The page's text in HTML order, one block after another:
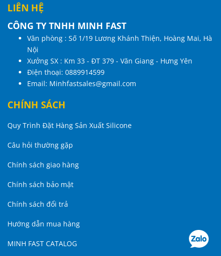
LIÊN HỆ
CÔNG TY TNHH MINH FAST
Văn phòng : Số 1/19 Lương Khánh Thiện, Hoàng Mai, Hà
Nội
Xưởng SX : Km 33 - ĐT 379 - Văn Giang - Hưng Yên
Điện thoại: 0889914599
Email: Minhfastsales@gmail.com
CHÍNH SÁCH
Quy Trình Đặt Hàng Sản Xuất Silicone
Câu hỏi thường gặp
Chính sách giao hàng
Chính sách bảo mật
Chính sách đổi trả
Hướng dẫn mua hàng
MINH FAST CATALOG